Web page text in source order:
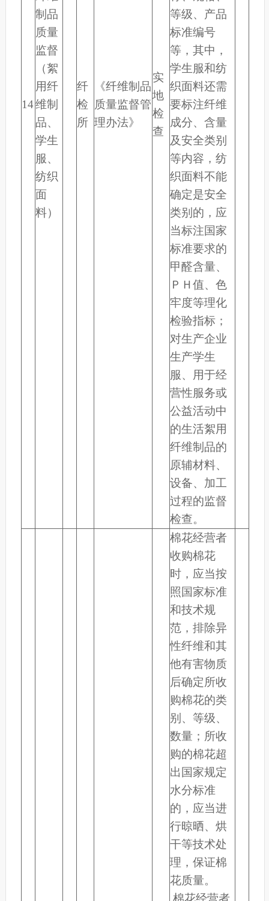
14
制品
质量
监督
（絮
用纤
维制
品、
学生
服、
纺织
面
料）
纤
检
所
《纤维制品
质量监督管
理办法》
实
地
检
查
等级、产品
标准编号
等，其中，
学生服和纺
织面料还需
要标注纤维
成分、含量
及安全类别
等内容，纺
织面料不能
确定是安全
类别的，应
当标注国家
标准要求的
甲醛含量、
ＰＨ值、色
牢度等理化
检验指标；
对生产企业
生产学生
服、用于经
营性服务或
公益活动中
的生活絮用
纤维制品的
原辅材料、
设备、加工
过程的监督
检查。
棉花经营者
收购棉花
时，应当按
照国家标准
和技术规
范，排除异
性纤维和其
他有害物质
后确定所收
购棉花的类
别、等级、
数量；所收
购的棉花超
出国家规定
水分标准
的，应当进
行晾晒、烘
干等技术处
理，保证棉
花质量。